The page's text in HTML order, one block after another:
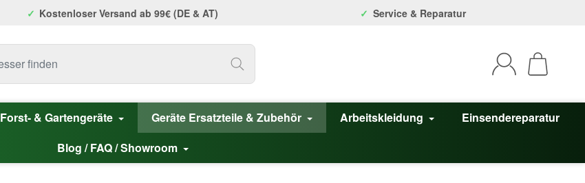
Kostenloser Versand ab 99€ (DE & AT) Service & Reparatur
Forst- & Gartengeräte Geräte Ersatzteile & Zubehör Arbeitskleidung
Einsendereparatur
Blog / FAQ / Showroom